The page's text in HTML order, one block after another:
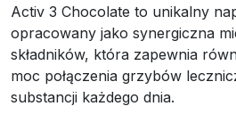
Activ 3 Chocolate to unikalny
opracowany jako synergiczna
składników, która zapewnia
moc połączenia grzybów
substancji każdego dnia.